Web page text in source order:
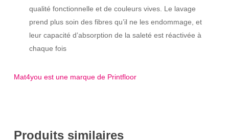
qualité fonctionnelle et de couleurs vives. Le lavage
prend plus soin des fibres qu’il ne les endommage, et
leur capacité d’absorption de la saleté est réactivée à
chaque fois
Mat4you est une marque de Printfloor
Produits similaires